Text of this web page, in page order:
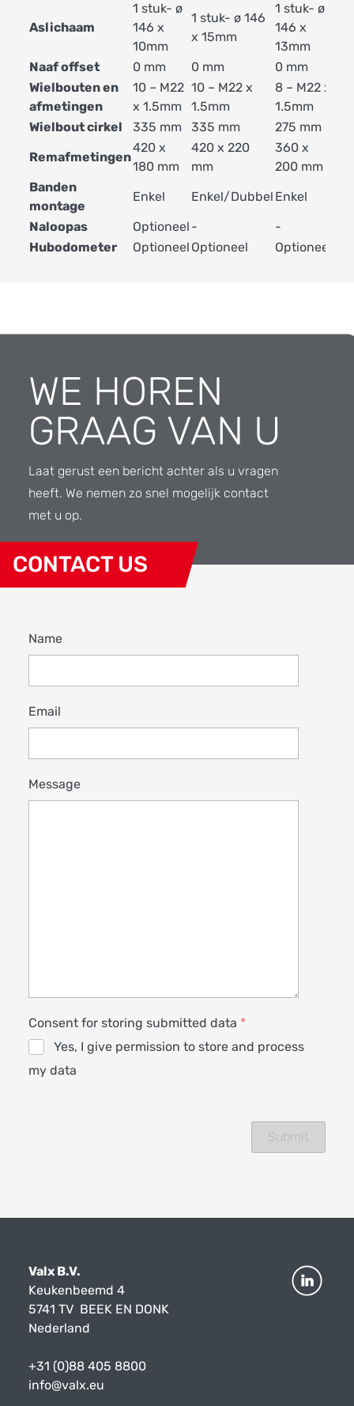
Aslichaam
1 stuk- ø
146 x
10mm
1 stuk- ø 146
x 15mm
1 stuk- ø
146 x
13mm
Naaf offset
0 mm 0 mm 0 mm
Wielbouten en
afmetingen
10 – M22
x 1.5mm
10 – M22 x
1.5mm
8 – M22 x
1.5mm
Wielbout cirkel
335 mm 335 mm 275 mm
Remafmetingen
420 x
180 mm
420 x 220
mm
360 x
200 mm
Banden
montage
Enkel Enkel/Dubbel Enkel
Naloopas
Optioneel - -
Hubodometer
Optioneel Optioneel Optioneel
WE HOREN
GRAAG VAN U
Laat gerust een bericht achter als u vragen
heeft. We nemen zo snel mogelijk contact
met u op.
CONTACT US
Name
Email
Message
Consent for storing submitted data *
Yes, I give permission to store and process
my data
Valx B.V.
Keukenbeemd 4
5741 TV BEEK EN DONK
Nederland
+31 (0)88 405 8800
info@valx.eu